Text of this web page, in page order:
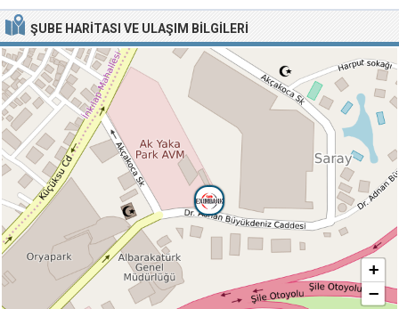
ŞUBE HARITASI VE ULAŞIM BILGILERI
+
−